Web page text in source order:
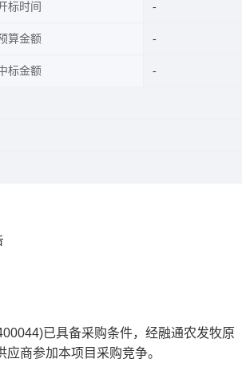
标时间
算金额
标金额
已具备采购条件，经融通农发牧原
商参加本项目采购竞争。